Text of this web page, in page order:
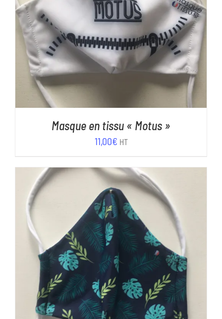
AJOUTER AU PANIER / DÉTAILS
Masque en tissu « Motus »
11,00€ HT
AJOUTER AU PANIER DÉTAILS